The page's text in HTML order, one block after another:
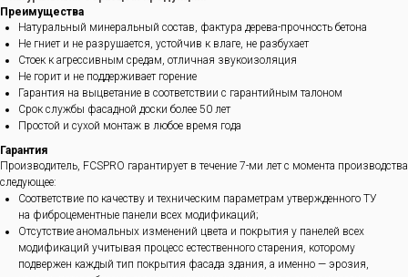
Преимущества
Натуральный минеральный состав, фактура дерева-прочность бетона
Не гниет и не разрушается, устойчив к влаге, не разбухает
Стоек к агрессивным средам, отличная звукоизоляция
Не горит и не поддерживает горение
Гарантия на выцветание в соответствии с гарантийным талоном
Срок службы фасадной доски более 50 лет
Простой и сухой монтаж в любое время года
Гарантия
Производитель, FCSPRO гарантирует в течение 7-ми лет с момента производства
следующее:
Соответствие по качеству и техническим параметрам утвержденного ТУ
на фиброцементные панели всех модификаций;
Отсутствие аномальных изменений цвета и покрытия у панелей всех
модификаций учитывая процесс естественного старения, которому
подвержен каждый тип покрытия фасада здания, а именно — эрозия,